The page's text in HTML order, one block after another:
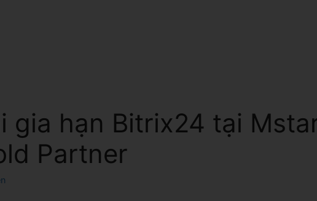
gia hạn Bitrix24 tại Mstar
Partner